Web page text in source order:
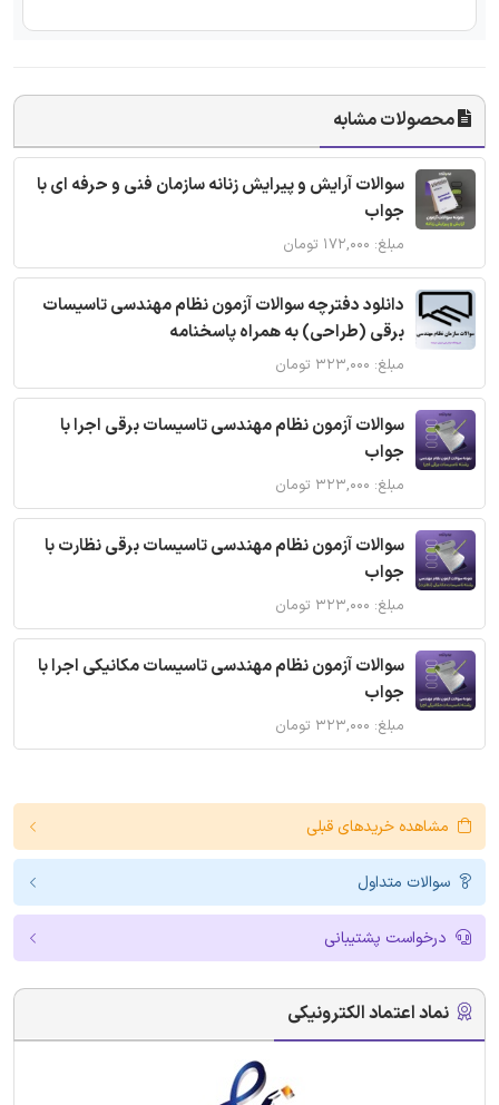
محصولات مشابه
سوالات آرایش و پیرایش زنانه سازمان فنی و حرفه ای با
جواب
مبلغ: ۱۷۲,۰۰۰ تومان
دانلود دفترچه سوالات آزمون نظام مهندسی تاسیسات
برقی (طراحی) به همراه پاسخنامه
مبلغ: ۳۲۳,۰۰۰ تومان
سوالات آزمون نظام مهندسی تاسیسات برقی اجرا با
جواب
مبلغ: ۳۲۳,۰۰۰ تومان
سوالات آزمون نظام مهندسی تاسیسات برقی نظارت با
جواب
مبلغ: ۳۲۳,۰۰۰ تومان
سوالات آزمون نظام مهندسی تاسیسات مکانیکی اجرا با
جواب
مبلغ: ۳۲۳,۰۰۰ تومان
مشاهده خریدهای قبلی
سوالات متداول
درخواست پشتیبانی
نماد اعتماد الکترونیکی